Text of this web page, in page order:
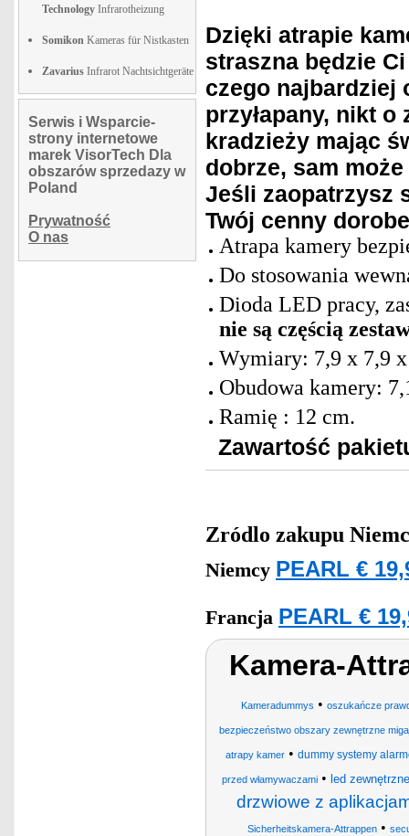
Technology Infrarotheizung
Somikon Kameras für Nistkasten
Zavarius Infrarot Nachtsichtgeräte
Serwis i Wsparcie-
strony internetowe
marek VisorTech Dla
obszarów sprzedazy w
Poland
Prywatność
O nas
Dzięki atrapie
straszna będzie
czego najbardziej
przyłapany, nikt
kradzieży mając
dobrze, sam
Jeśli zaopatrzysz
Twój cenny
Atrapa kamery
Do stosowania
Dioda LED pracy,
nie są częścią
Wymiary: 7,9 x 7,9
Obudowa kamery:
Ramię : 12 cm.
Zawartość
Zródlo zakupu
Niemcy PEARL €
Francja PEARL €
Kamera-
Kameradummys • oszukańcze
bezpieczeństwo obszary zewnętrzne
atrapy kamer • dummy systemy
przed włamywaczami • led
drzwiowe z
Sicherheitskamera-Attrappen•